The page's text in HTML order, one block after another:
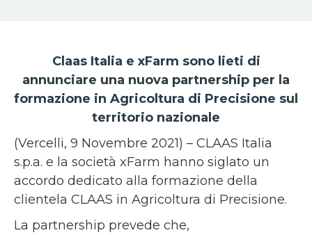
Claas Italia e xFarm sono lieti di
annunciare una nuova partnership per la
formazione in Agricoltura di Precisione sul
territorio nazionale
(Vercelli, 9 Novembre 2021) – CLAAS Italia
s.p.a. e la società xFarm hanno siglato un
accordo dedicato alla formazione della
clientela CLAAS in Agricoltura di Precisione.
La partnership prevede che,